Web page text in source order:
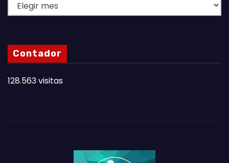
A
N
O
A
Contador
128.563 visitas